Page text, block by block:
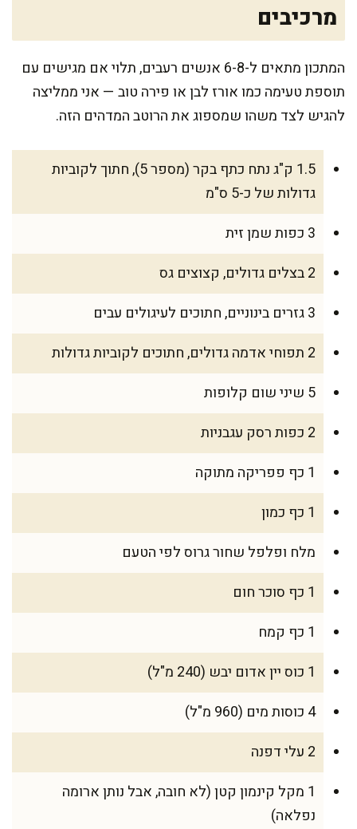
מרכיבים
המתכון מתאים ל-6-8 אנשים רעבים, תלוי אם מגישים עם
תוספת טעימה כמו אורז לבן או פירה טוב — אני ממליצה
להגיש לצד משהו שמספוג את הרוטב המדהים הזה.
1.5 ק"ג נתח כתף בקר (מספר 5), חתוך לקוביות
גדולות של כ-5 ס"מ
3 כפות שמן זית
2 בצלים גדולים, קצוצים גס
3 גזרים בינוניים, חתוכים לעיגולים עבים
2 תפוחי אדמה גדולים, חתוכים לקוביות גדולות
5 שיני שום קלופות
2 כפות רסק עגבניות
1 כף פפריקה מתוקה
1 כף כמון
מלח ופלפל שחור גרוס לפי הטעם
1 כף סוכר חום
1 כף קמח
1 כוס יין אדום יבש (240 מ"ל)
4 כוסות מים (960 מ"ל)
2 עלי דפנה
1 מקל קינמון קטן (לא חובה, אבל נותן ארומה
נפלאה)